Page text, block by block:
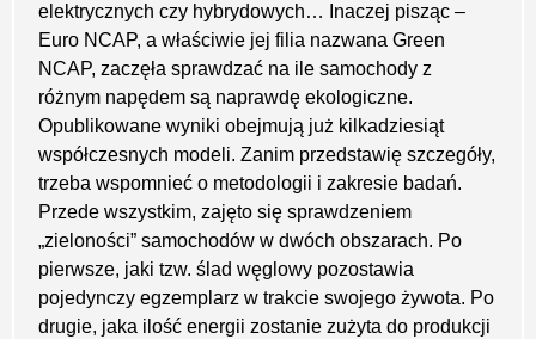
elektrycznych czy hybrydowych… Inaczej pisząc –
Euro NCAP, a właściwie jej filia nazwana Green
NCAP, zaczęła sprawdzać na ile samochody z
różnym napędem są naprawdę ekologiczne.
Opublikowane wyniki obejmują już kilkadziesiąt
współczesnych modeli. Zanim przedstawię szczegóły,
trzeba wspomnieć o metodologii i zakresie badań.
Przede wszystkim, zajęto się sprawdzeniem
„zieloności” samochodów w dwóch obszarach. Po
pierwsze, jaki tzw. ślad węglowy pozostawia
pojedynczy egzemplarz w trakcie swojego żywota. Po
drugie, jaka ilość energii zostanie zużyta do produkcji